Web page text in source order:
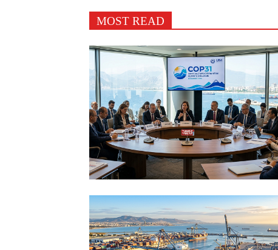
MOST READ